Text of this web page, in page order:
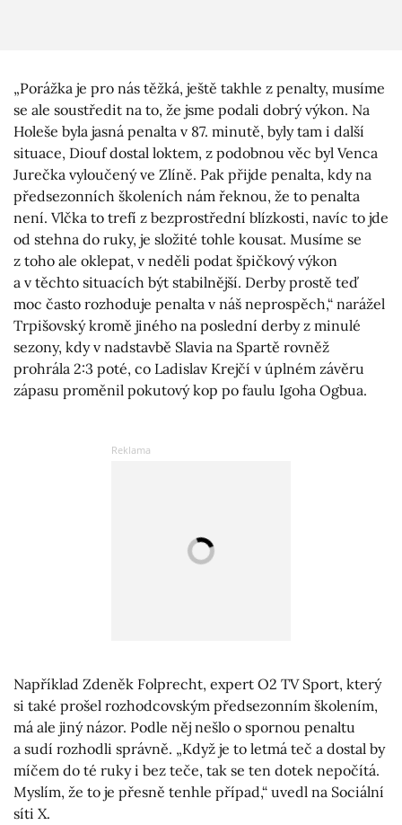
„Porážka je pro nás těžká, ještě takhle z penalty, musíme
se ale soustředit na to, že jsme podali dobrý výkon. Na
Holeše byla jasná penalta v 87. minutě, byly tam i další
situace, Diouf dostal loktem, z podobnou věc byl Venca
Jurečka vyloučený ve Zlíně. Pak přijde penalta, kdy na
předsezonních školeních nám řeknou, že to penalta
není. Vlčka to trefí z bezprostřední blízkosti, navíc to jde
od stehna do ruky, je složité tohle kousat. Musíme se
z toho ale oklepat, v neděli podat špičkový výkon
a v těchto situacích být stabilnější. Derby prostě teď
moc často rozhoduje penalta v náš neprospěch,“ narážel
Trpišovský kromě jiného na poslední derby z minulé
sezony, kdy v nadstavbě Slavia na Spartě rovněž
prohrála 2:3 poté, co Ladislav Krejčí v úplném závěru
zápasu proměnil pokutový kop po faulu Igoha Ogbua.
Například Zdeněk Folprecht, expert O2 TV Sport, který
si také prošel rozhodcovským předsezonním školením,
má ale jiný názor. Podle něj nešlo o spornou penaltu
a sudí rozhodli správně. „Když je to letmá teč a dostal by
míčem do té ruky i bez teče, tak se ten dotek nepočítá.
Myslím, že to je přesně tenhle případ,“ uvedl na Sociální
síti X.